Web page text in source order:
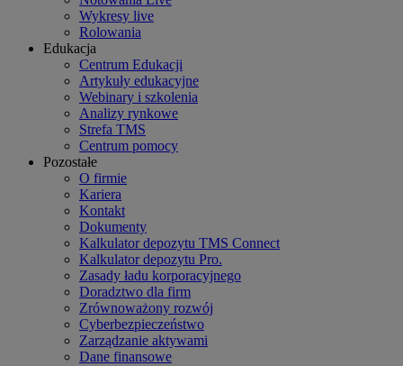
Wykresy live
Rolowania
Edukacja
Centrum Edukacji
Artykuły edukacyjne
Webinary i szkolenia
Analizy rynkowe
Strefa TMS
Centrum pomocy
Pozostałe
O firmie
Kariera
Kontakt
Dokumenty
Kalkulator depozytu TMS Connect
Kalkulator depozytu Pro.
Zasady ładu korporacyjnego
Doradztwo dla firm
Zrównoważony rozwój
Cyberbezpieczeństwo
Zarządzanie aktywami
Dane finansowe